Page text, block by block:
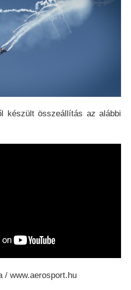
készült összeállítás az alábbi
/ www.aerosport.hu